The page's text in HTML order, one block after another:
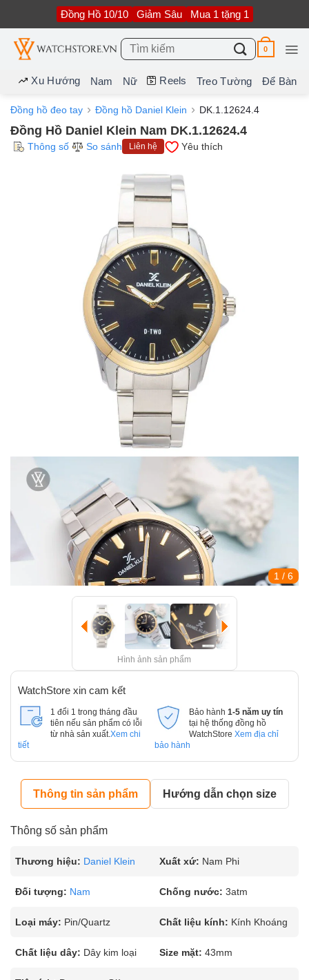
nội
dung
Đồng Hồ 10/10 Giảm Sâu Mua 1 tặng 1
Tìm
kiếm:
0
Xu Hướng Nam Nữ Reels Treo Tường Để Bàn
Đồng hồ đeo tay Đồng hồ Daniel Klein DK.1.12624.4
Đồng Hồ Daniel Klein Nam DK.1.12624.4
Thông số So sánh Liên hệ Yêu thích
1 / 6
Hình ảnh sản phẩm
WatchStore xin cam kết
1 đổi 1 trong tháng đầu
tiên nếu sản phẩm có lỗi
từ nhà sản xuất. Xem chi
tiết
Bảo hành 1-5 năm uy tín
tại hệ thống đồng hồ
WatchStore Xem địa chỉ
bảo hành
Thông tin sản phẩm Hướng dẫn chọn size
Thông số sản phẩm
Thương hiệu: Daniel Klein Xuất xứ: Nam Phi
Đối tượng: Nam Chống nước: 3atm
Loại máy: Pin/Quartz Chất liệu kính: Kính Khoáng
Chất liệu dây: Dây kim loại Size mặt: 43mm